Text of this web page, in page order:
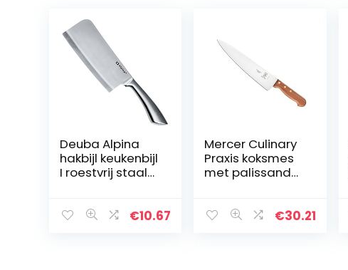
Deuba Alpina
hakbijl keukenbijl
I roestvrij staal
keuken mes €10.67
Mercer Culinary
Praxis koksmes
met palissander
€30.21